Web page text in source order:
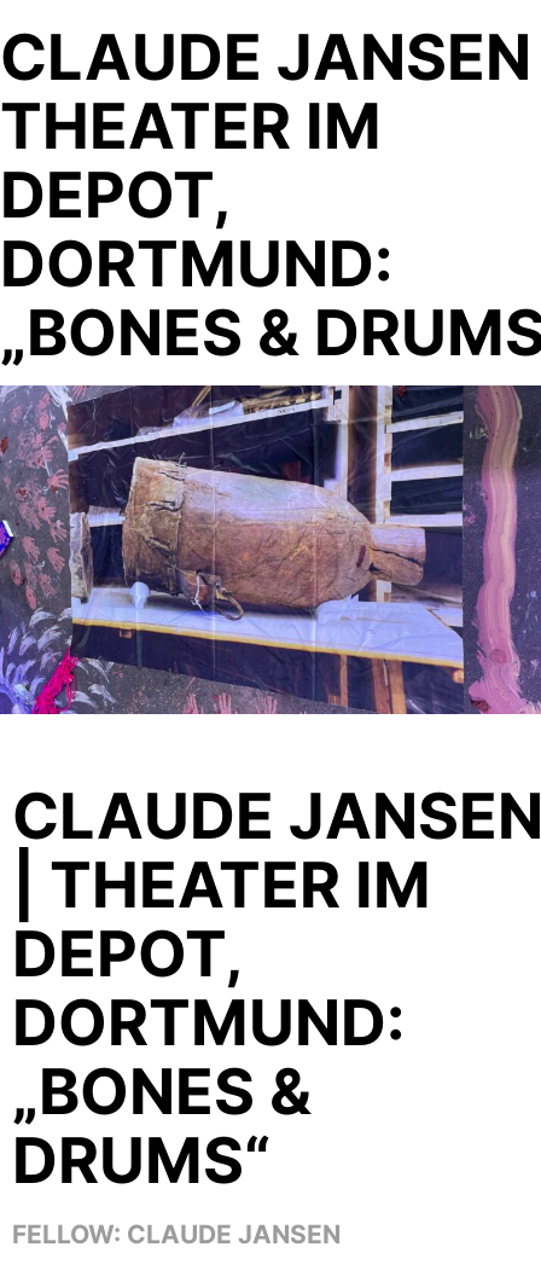
CLAUDE
THEATER IM
DEPOT,
DORTMUND:
„BONES &
CLAUDE
| THEATER IM
DEPOT,
DORTMUND:
„BONES &
DRUMS“
FELLOW: CLAUDE JANSEN